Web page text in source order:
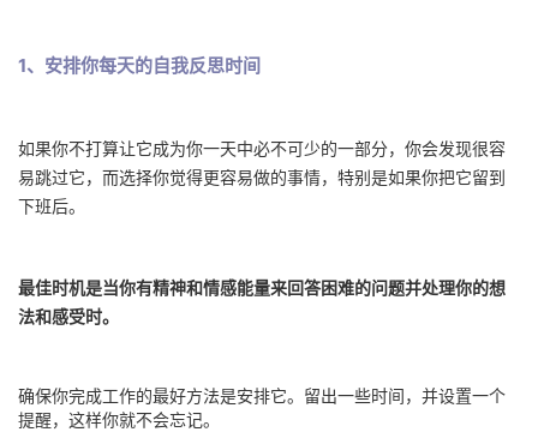
1、安排你每天的自我反思时间
如果你不打算让它成为你一天中必不可少的一部分，你会发现很容
易跳过它，而选择你觉得更容易做的事情，特别是如果你把它留到
下班后。
最佳时机是当你有精神和情感能量来回答困难的问题并处理你的想
法和感受时。
确保你完成工作的最好方法是安排它。留出一些时间，并设置一个
提醒，这样你就不会忘记。